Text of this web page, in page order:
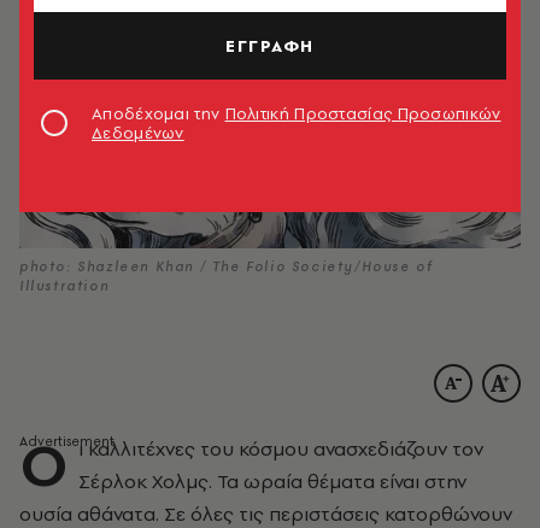
photo: Shazleen Khan / The Folio Society/House of
Illustration
Ο ι καλλιτέχνες του κόσμου ανασχεδιάζουν τον
Σέρλοκ Χολμς. Τα ωραία θέματα είναι στην
ουσία αθάνατα. Σε όλες τις περιστάσεις κατορθώνουν
ΕΓΓΡΑΦΗ
Αποδέχομαι την Πολιτική Προστασίας Προσωπικών
Δεδομένων